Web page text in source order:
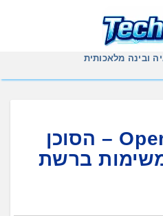
ובינה מלאכותית
הכירו את Operator – הסוכן
ברשת